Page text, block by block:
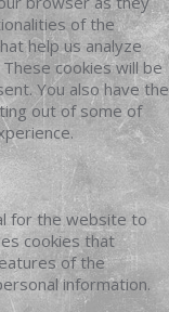
of the
help us analyze
cookies will be
You also have the
out of some of
for the website to
cookies that
of the
information.